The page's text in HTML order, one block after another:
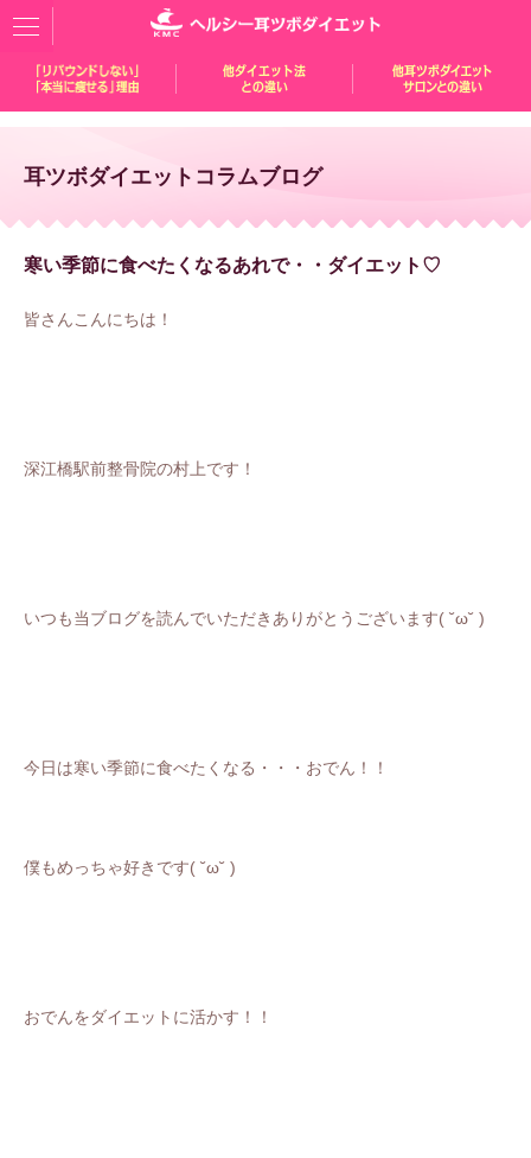
耳ツボダイエットコラムブログ
寒い季節に食べたくなるあれで・・ダイエット♡
皆さんこんにちは！
深江橋駅前整骨院の村上です！
いつも当ブログを読んでいただきありがとうございます( ˘ω˘ )
今日は寒い季節に食べたくなる・・・おでん！！
僕もめっちゃ好きです( ˘ω˘ )
おでんをダイエットに活かす！！